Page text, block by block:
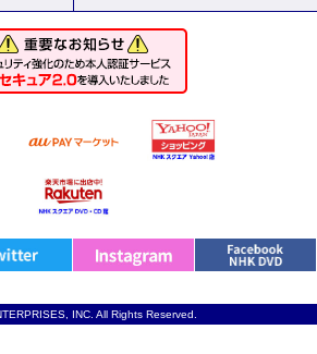
INC. All Rights Reserved.